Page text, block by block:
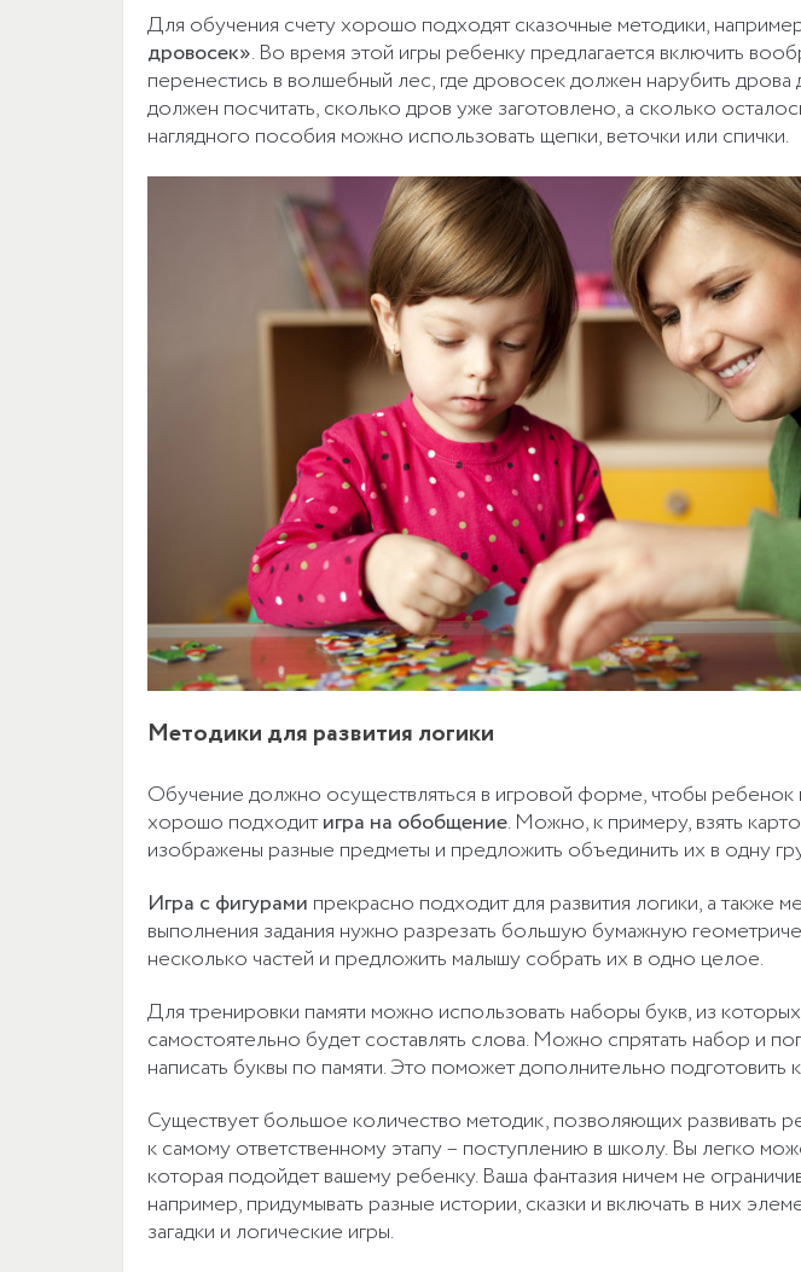
Для обучения счету хорошо подходят сказочные методики,
дровосек». Во время этой игры ребенку предлагается включить
перенестись в волшебный лес, где дровосек должен нарубить дрова
должен посчитать, сколько дров уже заготовлено, а сколько
наглядного пособия можно использовать щепки, веточки или спички.
Методики для развития логики
Обучение должно осуществляться в игровой форме, чтобы ребенок
хорошо подходитигра на обобщение. Можно, к примеру, взять
изображены разные предметы и предложить объединить их в одну
Игра с фигурами прекрасно подходит для развития логики, а также
выполнения задания нужно разрезать большую бумажную
несколько частей и предложить малышу собрать их в одно целое.
Для тренировки памяти можно использовать наборы букв, из
самостоятельно будет составлять слова. Можно спрятать набор и
написать буквы по памяти. Это поможет дополнительно подготовить
Существует большое количество методик, позволяющих развивать
к самому ответственному этапу – поступлению в школу. Вы легко
которая подойдет вашему ребенку. Ваша фантазия ничем не
например, придумывать разные истории, сказки и включать в них
загадки и логические игры.